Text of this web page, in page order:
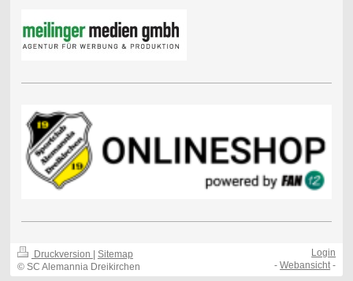
Druckversion | Sitemap
© SC Alemannia Dreikirchen
Login
-Webansicht-